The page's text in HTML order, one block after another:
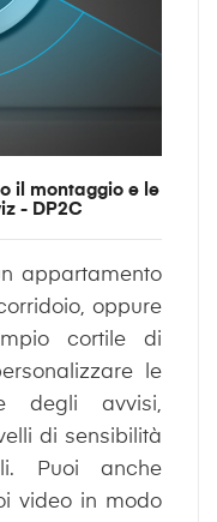
il montaggio e le
- DP2C
appartamento
oppure
cortile di
le
degli avvisi,
di sensibilità
Puoi anche
video in modo